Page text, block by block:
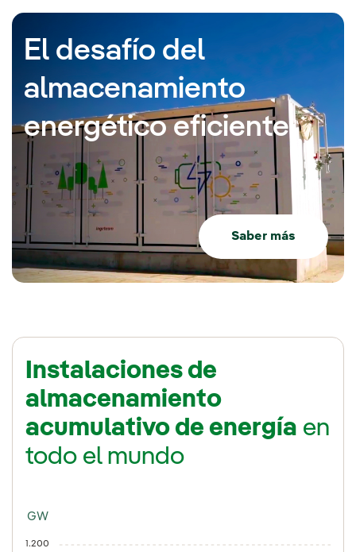
El desafío del
almacenamiento
energético eficiente
Saber más
Instalaciones de
almacenamiento
acumulativo de energía en
todo el mundo
GW
1.200